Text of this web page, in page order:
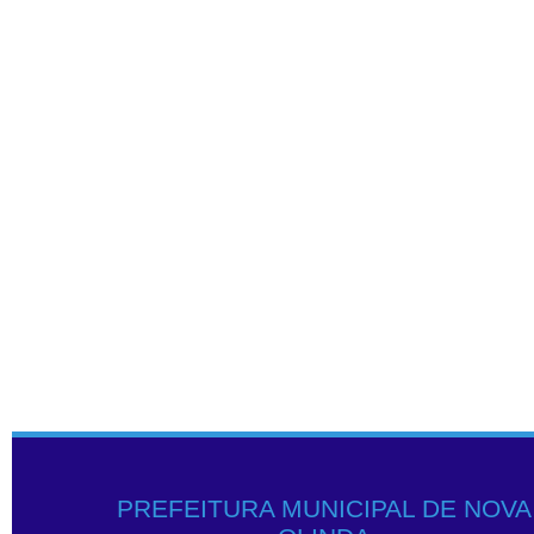
PREFEITURA MUNICIPAL DE NOVA